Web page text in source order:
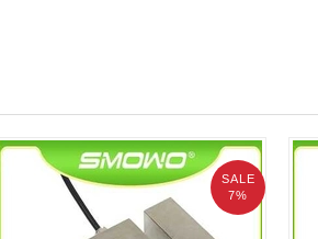
SALE
7%